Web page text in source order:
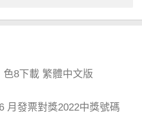
色8下載 繁體中文版
月發票對獎2022中獎號碼